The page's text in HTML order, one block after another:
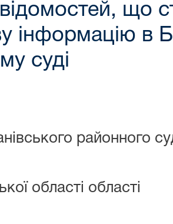
відомостей, що
інформацію в
суді
районного
області області